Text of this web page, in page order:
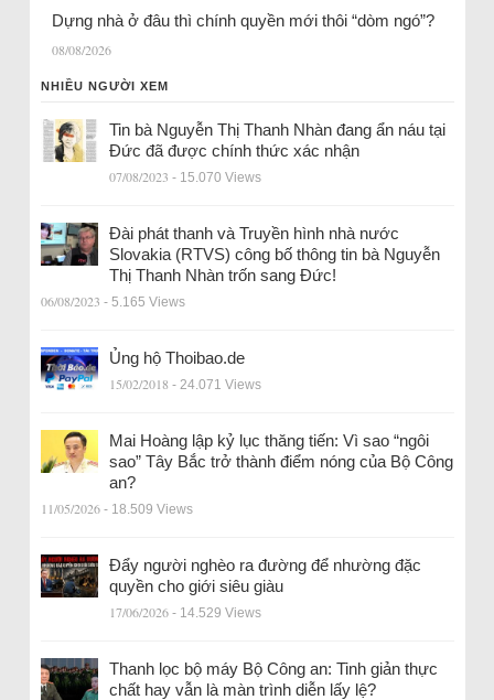
Dựng nhà ở đâu thì chính quyền mới thôi “dòm ngó”?
08/08/2026
NHIỀU NGƯỜI XEM
Tin bà Nguyễn Thị Thanh Nhàn đang ẩn náu tại
Đức đã được chính thức xác nhận
07/08/2023 - 15.070 Views
Đài phát thanh và Truyền hình nhà nước
Slovakia (RTVS) công bố thông tin bà Nguyễn
Thị Thanh Nhàn trốn sang Đức!
06/08/2023 - 5.165 Views
Ủng hộ Thoibao.de
15/02/2018 - 24.071 Views
Mai Hoàng lập kỷ lục thăng tiến: Vì sao “ngôi
sao” Tây Bắc trở thành điểm nóng của Bộ Công
an?
11/05/2026 - 18.509 Views
Đẩy người nghèo ra đường để nhường đặc
quyền cho giới siêu giàu
17/06/2026 - 14.529 Views
Thanh lọc bộ máy Bộ Công an: Tinh giản thực
chất hay vẫn là màn trình diễn lấy lệ?